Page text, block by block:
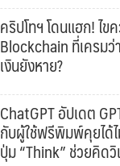
คริปโทฯ โดนแฮก! ไข
Blockchain ที่เครม
เงินยังหาย?
ChatGPT อัปเดต
กับผู้ใช้ฟรีพิมพ์คุยได้
ปุ่ม “Think” ช่วยคิดวิ